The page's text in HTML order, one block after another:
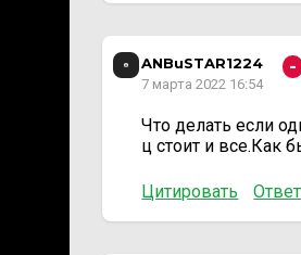
ANBuSTAR1224
7 марта 2022 16:54
Что делать если
ц стоит и все.Как
Цитировать
-